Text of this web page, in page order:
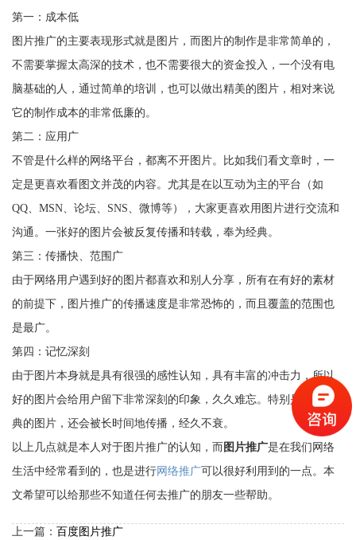
第一：成本低
图片推广的主要表现形式就是图片，而图片的制作是非常简单的，
不需要掌握太高深的技术，也不需要很大的资金投入，一个没有电
脑基础的人，通过简单的培训，也可以做出精美的图片，相对来说
它的制作成本的非常低廉的。
第二：应用广
不管是什么样的网络平台，都离不开图片。比如我们看文章时，一
定是更喜欢看图文并茂的内容。尤其是在以互动为主的平台（如
QQ、MSN、论坛、SNS、微博等），大家更喜欢用图片进行交流和
沟通。一张好的图片会被反复传播和转载，奉为经典。
第三：传播快、范围广
由于网络用户遇到好的图片都喜欢和别人分享，所有在有好的素材
的前提下，图片推广的传播速度是非常恐怖的，而且覆盖的范围也
是最广。
第四：记忆深刻
由于图片本身就是具有很强的感性认知，具有丰富的冲击力，所以
好的图片会给用户留下非常深刻的印象，久久难忘。特别是哪些经
典的图片，还会被长时间地传播，经久不衰。
以上几点就是本人对于图片推广的认知，而 图片推广是在我们网络
生活中经常看到的，也是进行网络推广可以很好利用到的一点。本
文希望可以给那些不知道任何去推广的朋友一些帮助。
上一篇： 百度图片推广